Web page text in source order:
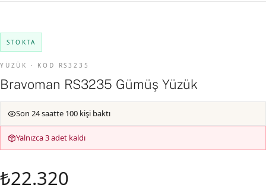
STOKTA
YÜZÜK · KOD RS3235
Bravoman RS3235 Gümüş Yüzük
Son 24 saatte 100 kişi baktı
Yalnızca 3 adet kaldı
₺22.320